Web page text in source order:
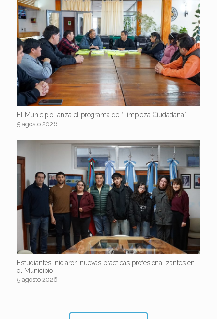
El Municipio lanza el programa de “Limpieza Ciudadana”
5 agosto 2026
Estudiantes iniciaron nuevas prácticas profesionalizantes en
el Municipio
5 agosto 2026